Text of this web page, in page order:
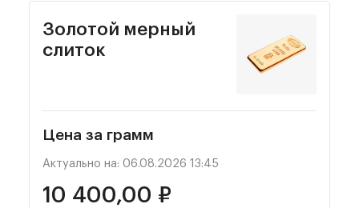
Золотой мерный
слиток
Цена за грамм
Актуально на: 06.08.2026 13:45
10 400,00 ₽